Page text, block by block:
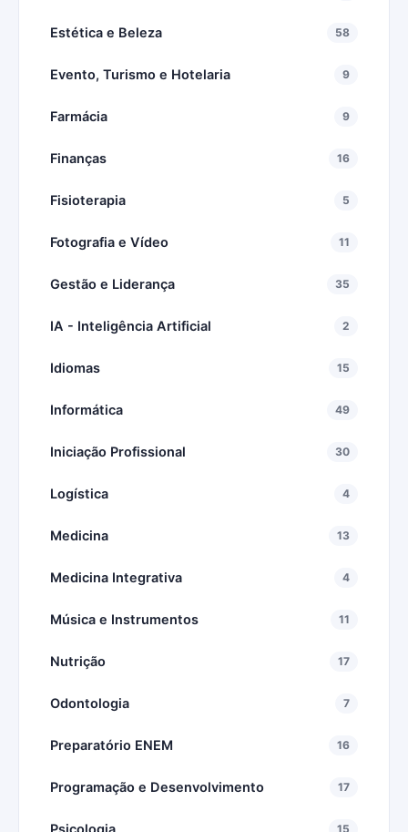
Estética e Beleza 58
Evento, Turismo e Hotelaria 9
Farmácia 9
Finanças 16
Fisioterapia 5
Fotografia e Vídeo 11
Gestão e Liderança 35
IA - Inteligência Artificial 2
Idiomas 15
Informática 49
Iniciação Profissional 30
Logística 4
Medicina 13
Medicina Integrativa 4
Música e Instrumentos 11
Nutrição 17
Odontologia 7
Preparatório ENEM 16
Programação e Desenvolvimento 17
15